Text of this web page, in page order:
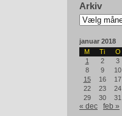
Arkiv
Arkiv
januar 2018
M
Ti O
1
2 3
8
9 10
15
16 17
22
23 24
29
30 31
« dec feb »